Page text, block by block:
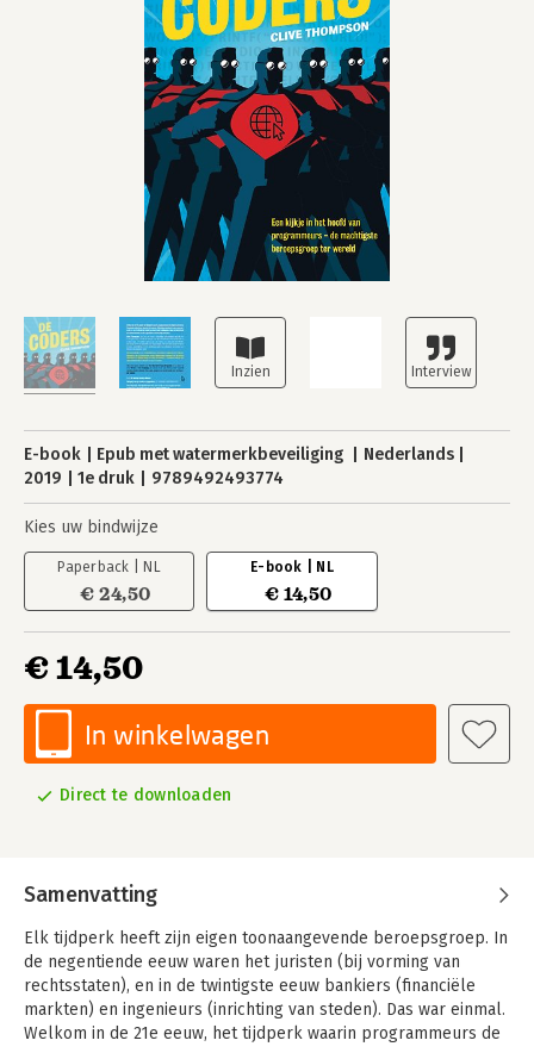
E-book Epub met watermerkbeveiliging
Nederlands
2019
1e druk 9789492493774
Kies uw bindwijze
Paperback | NL
€ 24,50
E-book | NL
€ 14,50
€ 14,50
In winkelwagen
Direct te downloaden
Samenvatting
Elk tijdperk heeft zijn eigen toonaangevende beroepsgroep. In
de negentiende eeuw waren het juristen (bij vorming van
rechtsstaten), en in de twintigste eeuw bankiers (financiële
markten) en ingenieurs (inrichting van steden). Das war einmal.
Welkom in de 21e eeuw, het tijdperk waarin programmeurs de